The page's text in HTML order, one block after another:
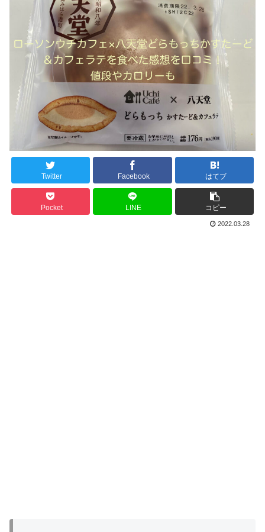
Twitter Facebook はてブ
Pocket LINE コピー
2022.03.28